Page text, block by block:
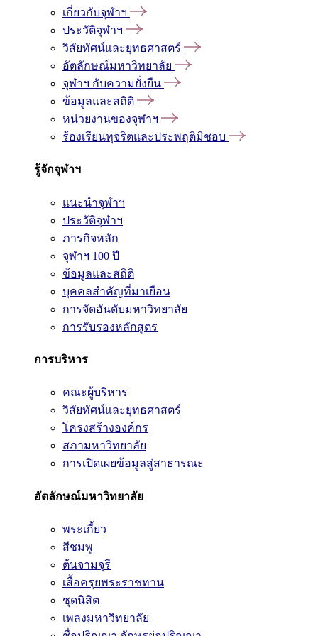
เกี่ยวกับจุฬาฯ
ประวัติจุฬาฯ
วิสัยทัศน์และยุทธศาสตร์
อัตลักษณ์มหาวิทยาลัย
จุฬาฯ กับความยั่งยืน
ข้อมูลและสถิติ
หน่วยงานของจุฬาฯ
ร้องเรียนทุจริตและประพฤติมิชอบ
รู้จักจุฬาฯ
แนะนำจุฬาฯ
ประวัติจุฬาฯ
ภารกิจหลัก
จุฬาฯ 100 ปี
ข้อมูลและสถิติ
บุคคลสำคัญที่มาเยือน
การจัดอันดับมหาวิทยาลัย
การรับรองหลักสูตร
การบริหาร
คณะผู้บริหาร
วิสัยทัศน์และยุทธศาสตร์
โครงสร้างองค์กร
สภามหาวิทยาลัย
การเปิดเผยข้อมูลสู่สาธารณะ
อัตลักษณ์มหาวิทยาลัย
พระเกี้ยว
สีชมพู
ต้นจามจุรี
เสื้อครุยพระราชทาน
ชุดนิสิต
เพลงมหาวิทยาลัย